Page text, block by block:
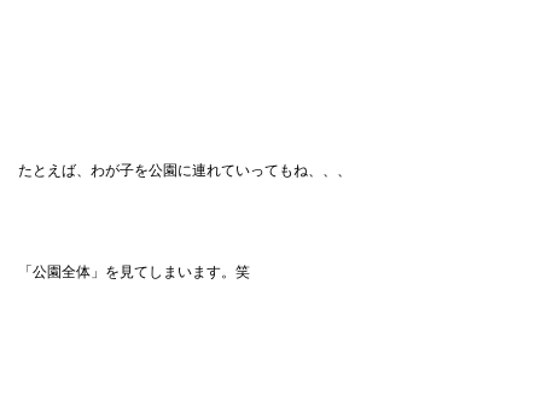
たとえば、わが子を公園に連れていってもね、、、
「公園全体」を見てしまいます。笑